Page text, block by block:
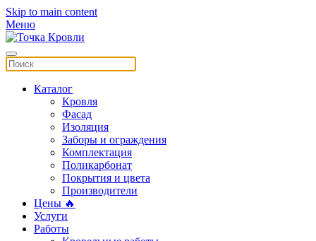
Skip to main content
Меню
Каталог
Кровля
Фасад
Изоляция
Заборы и ограждения
Комплектация
Поликарбонат
Покрытия и цвета
Производители
Цены 🔥
Услуги
Работы